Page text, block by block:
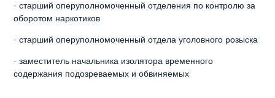
· старший оперуполномоченный отделения по контролю за
оборотом наркотиков
· старший оперуполномоченный отдела уголовного розыска
· заместитель начальника изолятора временного
содержания подозреваемых и обвиняемых